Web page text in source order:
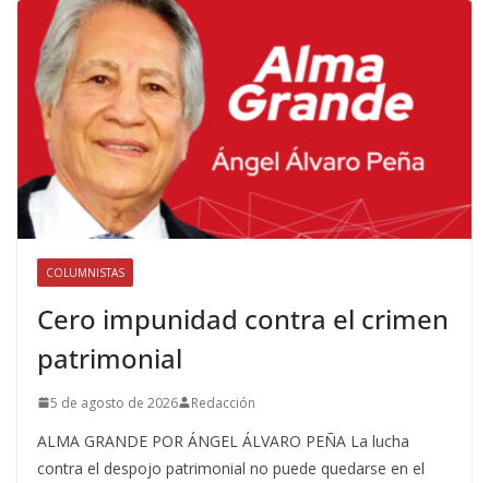
COLUMNISTAS
Cero impunidad contra el crimen
patrimonial
5 de agosto de 2026 Redacción
ALMA GRANDE POR ÁNGEL ÁLVARO PEÑA La lucha
contra el despojo patrimonial no puede quedarse en el